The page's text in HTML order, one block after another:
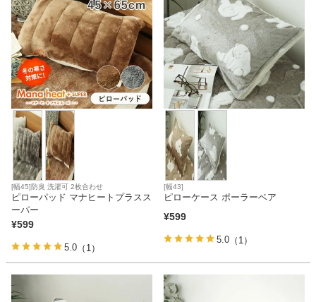
[幅45]防臭 洗濯可 2枚合わせ
ピローパッド マナヒートプラスス
ーパー
¥599
5.0 （1）
[幅43]
ピローケース ポーラーベア
¥599
5.0 （1）